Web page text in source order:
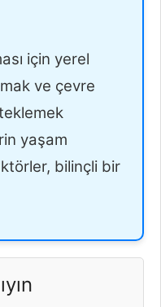
için yerel
ve çevre
yaşam
bilinçli bir